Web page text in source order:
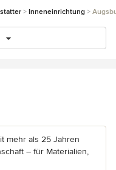
Inneneinrichtung
Sternen
mehr als 25 Jahren
– für Materialien,